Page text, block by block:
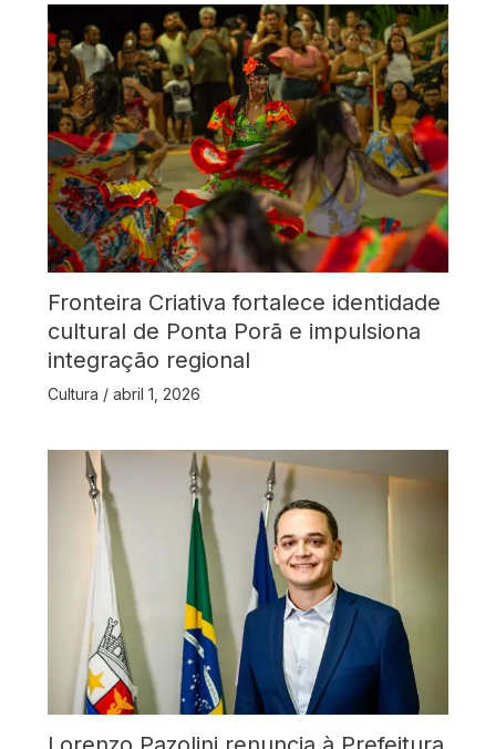
Fronteira Criativa fortalece identidade
cultural de Ponta Porã e impulsiona
integração regional
Cultura / abril 1, 2026